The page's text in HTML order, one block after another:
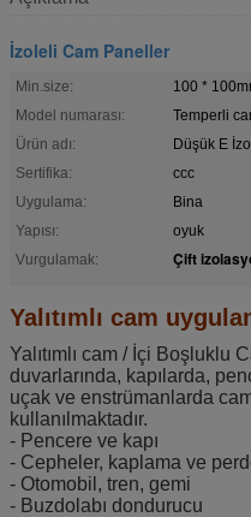
İzoleli Cam Paneller
Min.size:
100 *
Model numarası:
Temperli
Ürün adı:
Düşük E
Sertifika:
ccc
Uygulama:
Bina
Yapısı:
oyuk
Vurgulamak:
Çift
Yalıtımlı cam
Yalıtımlı cam / İçi Boşluklu
duvarlarında, kapılarda,
uçak ve enstrümanlarda
kullanılmaktadır.
- Pencere ve kapı
- Cepheler, kaplama ve
- Otomobil, tren, gemi
- Buzdolabı dondurucu